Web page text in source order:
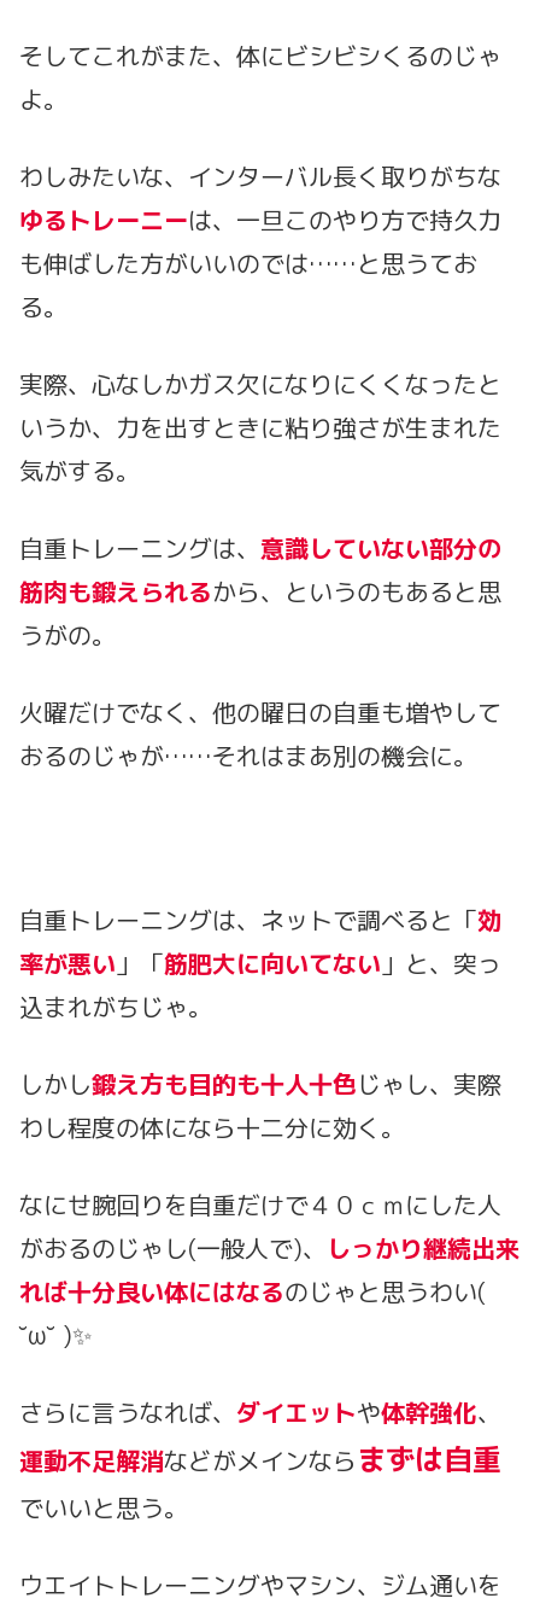
そしてこれがまた、体にビシビシくるのじゃ
よ。
わしみたいな、インターバル長く取りがちな
ゆるトレーニーは、一旦このやり方で持久力
も伸ばした方がいいのでは……と思うてお
る。
実際、心なしかガス欠になりにくくなったと
いうか、力を出すときに粘り強さが生まれた
気がする。
自重トレーニングは、 意識していない部分の
筋肉も鍛えられるから、というのもあると思
うがの。
火曜だけでなく、他の曜日の自重も増やして
おるのじゃが……それはまあ別の機会に。
自重トレーニングは、ネットで調べると「効
率が悪い 」「筋肥大に向いてない 」と、突っ
込まれがちじゃ。
しかし鍛え方も目的も十人十色じゃし、実際
わし程度の体になら十二分に効く。
なにせ腕回りを自重だけで４０ｃｍにした人
がおるのじゃし(一般人で)、
しっかり継続出来
れば十分良い体にはなるのじゃと思うわい(
˘ω˘ )✨
さらに言うなれば、 ダイエットや体幹強化、
運動不足解消などがメインなら まずは自重
でいいと思う。
ウエイトトレーニングやマシン、ジム通いを